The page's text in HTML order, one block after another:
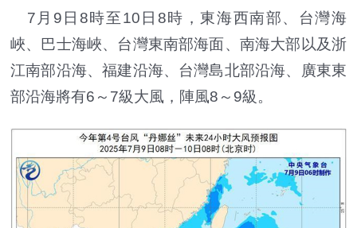
7月9日8時至10日8時，東海西南部、台灣海
峽、巴士海峽、台灣東南部海面、南海大部以及浙
江南部沿海、福建沿海、台灣島北部沿海、廣東東
部沿海將有6～7級大風，陣風8～9級。